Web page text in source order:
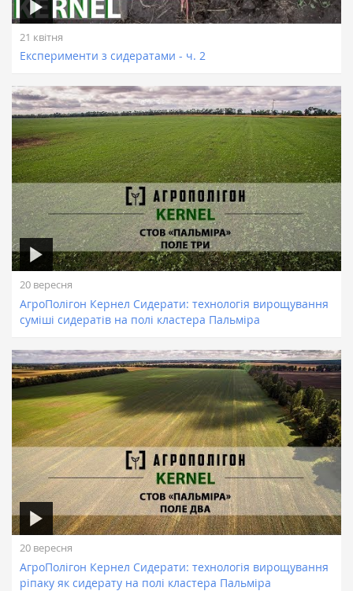
21 квітня
Експерименти з сидератами - ч. 2
20 вересня
АгроПолігон Кернел Сидерати: технологія вирощування
суміші сидератів на полі кластера Пальміра
20 вересня
АгроПолігон Кернел Сидерати: технологія вирощування
ріпаку як сидерату на полі кластера Пальміра